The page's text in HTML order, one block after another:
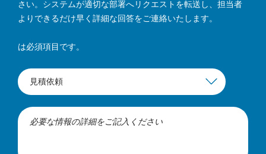
さい。システムが適切な部署へリクエストを転送し、担当者
よりできるだけ早く詳細な回答をご連絡いたします。
は必須項目です。